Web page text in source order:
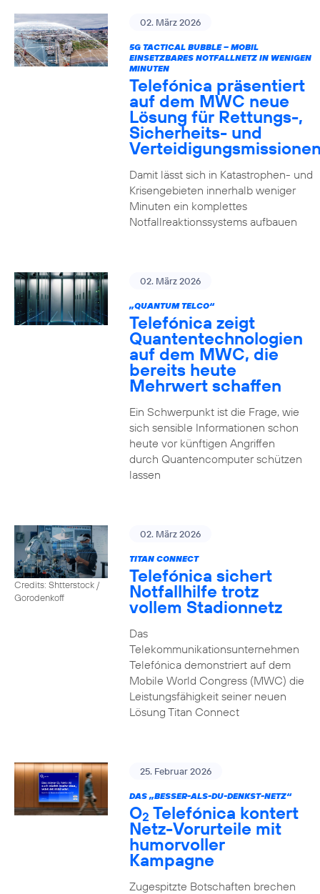
02. März 2026
5G TACTICAL BUBBLE – MOBIL
EINSETZBARES NOTFALLNETZ IN WENIGEN
MINUTEN
Telefónica präsentiert
auf dem MWC neue
Lösung für Rettungs-,
Sicherheits- und
Damit lässt sich in Katastrophen- und
Krisengebieten innerhalb weniger
Minuten ein komplettes
Notfallreaktionssystems aufbauen
02. März 2026
„QUANTUM TELCO“
Telefónica zeigt
Quanten­technologien
auf dem MWC, die
bereits heute
Mehrwert schaffen
Ein Schwerpunkt ist die Frage, wie
sich sensible Informationen schon
heute vor künftigen Angriffen
durch Quantencomputer schützen
lassen
Credits: Shtterstock /
Gorodenkoff
02. März 2026
TITAN CONNECT
Telefónica sichert
Notfallhilfe trotz
vollem Stadionnetz
Das
Telekommunikationsunternehmen
Telefónica demonstriert auf dem
Mobile World Congress (MWC) die
Leistungsfähigkeit seiner neuen
Lösung Titan Connect
25. Februar 2026
DAS „BESSER-ALS-DU-DENKST-NETZ“
O2 Telefónica kontert
Netz-Vorurteile mit
humorvoller
Kampagne
Zugespitzte Botschaften brechen